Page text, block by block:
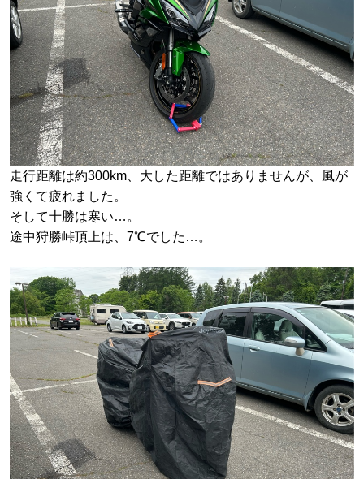
走行距離は約300km、大した距離ではありませんが、風が
強くて疲れました。
そして十勝は寒い…。
途中狩勝峠頂上は、7℃でした…。